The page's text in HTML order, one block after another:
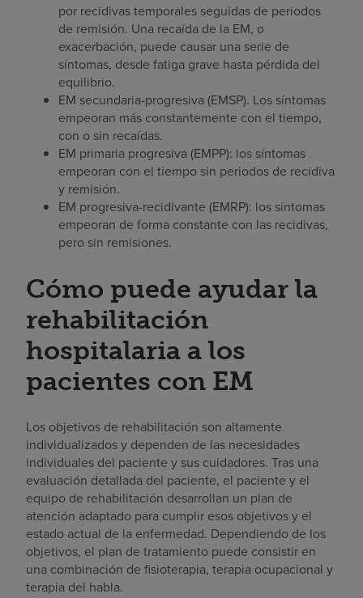
por recidivas temporales seguidas de periodos
de remisión. Una recaída de la EM, o
exacerbación, puede causar una serie de
síntomas, desde fatiga grave hasta pérdida del
equilibrio.
EM secundaria-progresiva (EMSP). Los síntomas
empeoran más constantemente con el tiempo,
con o sin recaídas.
EM primaria progresiva (EMPP): los síntomas
empeoran con el tiempo sin periodos de recidiva
y remisión.
EM progresiva-recidivante (EMRP): los síntomas
empeoran de forma constante con las recidivas,
pero sin remisiones.
Cómo puede ayudar la
rehabilitación
hospitalaria a los
pacientes con EM
Los objetivos de rehabilitación son altamente
individualizados y dependen de las necesidades
individuales del paciente y sus cuidadores. Tras una
evaluación detallada del paciente, el paciente y el
equipo de rehabilitación desarrollan un plan de
atención adaptado para cumplir esos objetivos y el
estado actual de la enfermedad. Dependiendo de los
objetivos, el plan de tratamiento puede consistir en
una combinación de fisioterapia, terapia ocupacional y
terapia del habla.